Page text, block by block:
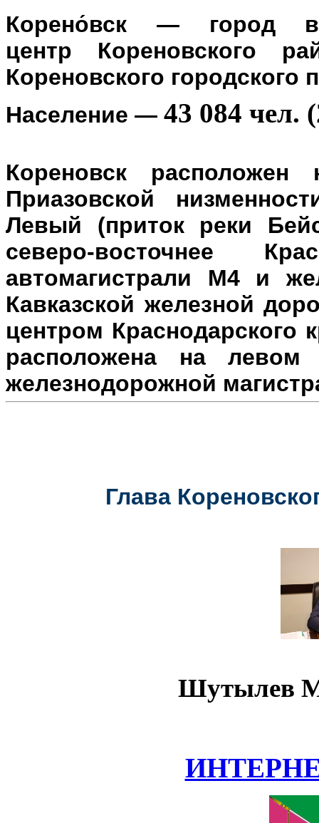
Корено́вск — город в
центр Кореновского
Кореновского городского
Население — 43 084 чел.
Кореновск
Приазовской
Левый (приток реки
северо-восточнее
автомагистрали М4 и
Кавказской железной
центром Краснодарского
расположена на левом
железнодорожной
Глава
Шутылев